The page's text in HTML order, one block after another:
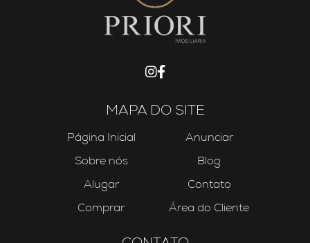
MAPA DO SITE
Página Inicial
Sobre nós
Alugar
Comprar
Anunciar
Blog
Contato
Área do Cliente